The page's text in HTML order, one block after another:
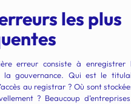
les plus
erreur consiste à enregistrer
la gouvernance. Qui est le
au registrar ? Où sont
? Beaucoup